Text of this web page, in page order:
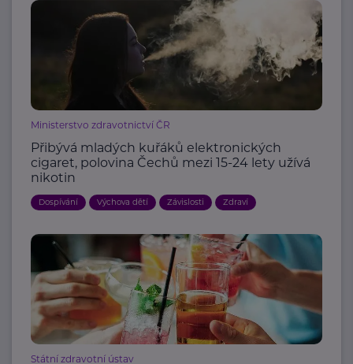
Ministerstvo zdravotnictví ČR
Přibývá mladých kuřáků elektronických
cigaret, polovina Čechů mezi 15-24 lety užívá
nikotin
Dospívání Výchova dětí Závislosti Zdraví
Státní zdravotní ústav